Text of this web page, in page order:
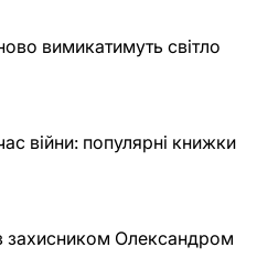
вимикатимуть світло
війни: популярні книжки
захисником Олександром